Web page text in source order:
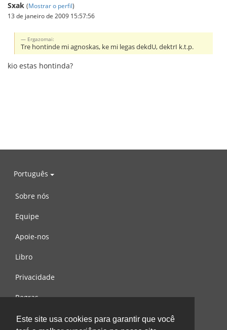
Este site usa cookies para garantir que você
Sxak (Mostrar o perfil)
13 de janeiro de 2009 15:57:56
Ergazomai:
Tre hontinde mi agnoskas, ke mi legas dekdU, dektrI k.t.p.
kio estas hontinda?
Português
Sobre nós
Equipe
Apoie-nos
Libro
Privacidade
Regras
Contacte-nos